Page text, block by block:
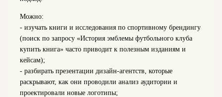
Можно:
- изучать книги и исследования по спортивному брендингу
(поиск по запросу «История эмблемы футбольного клуба
купить книга» часто приводит к полезным изданиям и
кейсам);
- разбирать презентации дизайн-агентств, которые
раскрывают, как они проводили анализ аудитории и
проектировали новые логотипы;